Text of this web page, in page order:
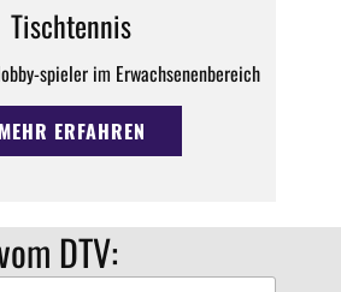
Tischtennis
spieler im Erwachsenenbereich
MEHR ERFAHREN
DTV: